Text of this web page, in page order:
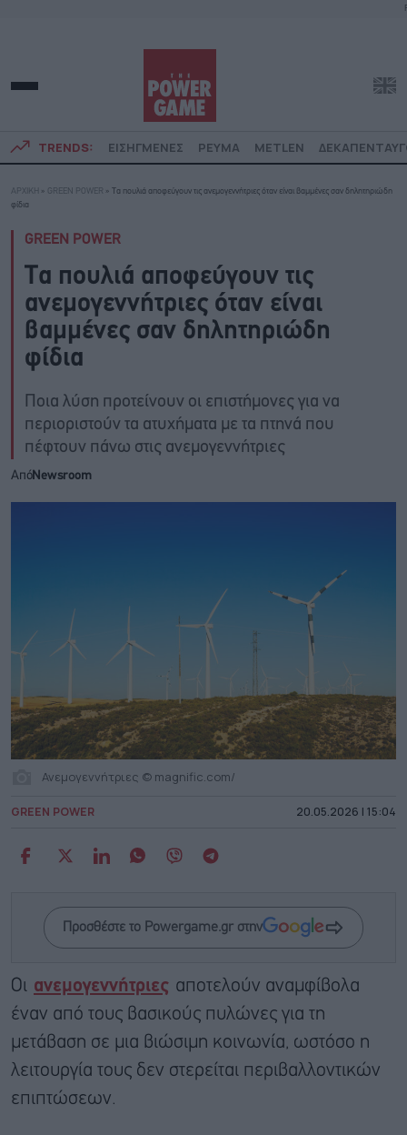
TRENDS: ΕΙΣΗΓΜΕΝΕΣ ΡΕΥΜΑ METLEN
ΑΡΧΙΚΗ » GREEN POWER »
Τα πουλιά αποφεύγουν τις ανεμογεννήτριες όταν είναι βαμμένες σαν δηλητηριώδη
φίδια
GREEN POWER
Τα πουλιά αποφεύγουν τις
ανεμογεννήτριες όταν είναι
βαμμένες σαν δηλητηριώδη
φίδια
Ποια λύση προτείνουν οι επιστήμονες για να
περιοριστούν τα ατυχήματα με τα πτηνά που
πέφτουν πάνω στις ανεμογεννήτριες
ΑπόNewsroom
Ανεμογεννήτριες © magnific.com/
GREEN POWER 20.05.2026 | 15:04
Προσθέστε το Powergame.gr στην
Οι ανεμογεννήτριες αποτελούν αναμφίβολα
έναν από τους βασικούς πυλώνες για τη
μετάβαση σε μια βιώσιμη κοινωνία, ωστόσο η
λειτουργία τους δεν στερείται περιβαλλοντικών
επιπτώσεων.